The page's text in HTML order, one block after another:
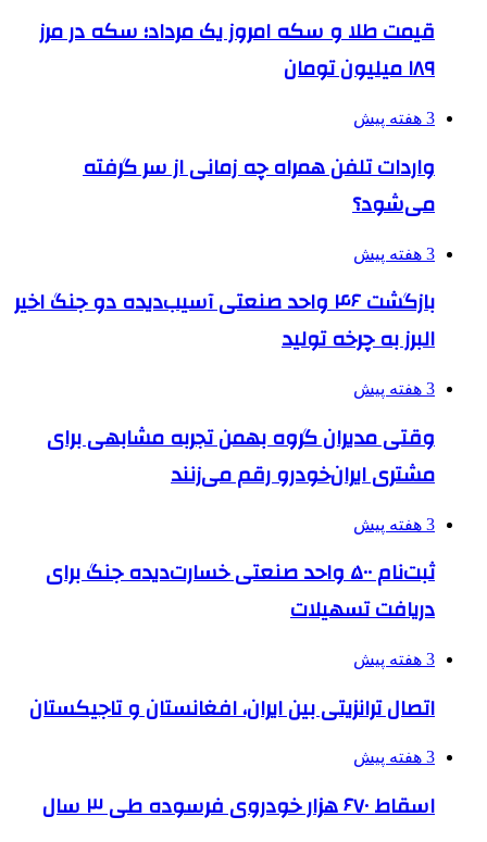
قیمت طلا و سکه امروز یک مرداد؛ سکه در مرز
۱۸۹ میلیون تومان
3 هفته پیش
واردات تلفن همراه چه زمانی از سر گرفته
می‌شود؟
3 هفته پیش
بازگشت ۴۶ واحد صنعتی آسیب‌دیده دو جنگ اخیر
البرز به چرخه تولید
3 هفته پیش
وقتی مدیران گروه بهمن تجربه مشابهی برای
مشتری ایران‌خودرو رقم می‌زنند
3 هفته پیش
ثبت‌نام ۵۰۰ واحد صنعتی خسارت‌دیده جنگ برای
دریافت تسهیلات
3 هفته پیش
اتصال ترانزیتی بین ایران، افغانستان و تاجیکستان
3 هفته پیش
اسقاط ۶۷۰ هزار خودروی فرسوده طی ۳ سال